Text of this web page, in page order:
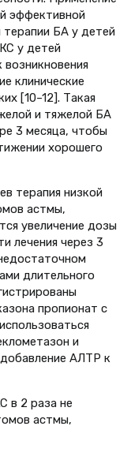
эффективной
терапии БА у детей
у детей
клинические
[10–12]. Такая
и тяжелой БА
3 месяца, чтобы
хорошего
терапия низкой
астмы,
увеличение дозы
лечения через 3
длительного
пропионат с
и
АЛТР к
в 2 раза не
астмы,